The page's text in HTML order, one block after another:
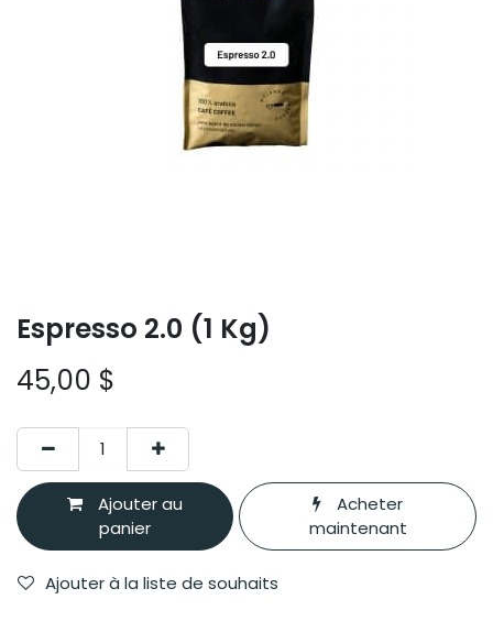
Espresso 2.0 (1 Kg)
45,00 $
Ajouter au
panier
Acheter
maintenant
Ajouter à la liste de souhaits